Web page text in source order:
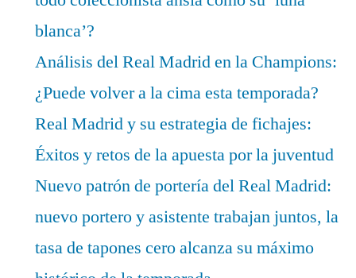
blanca’?
Análisis del Real Madrid en la Champions:
¿Puede volver a la cima esta temporada?
Real Madrid y su estrategia de fichajes:
Éxitos y retos de la apuesta por la juventud
Nuevo patrón de portería del Real Madrid:
nuevo portero y asistente trabajan juntos, la
tasa de tapones cero alcanza su máximo